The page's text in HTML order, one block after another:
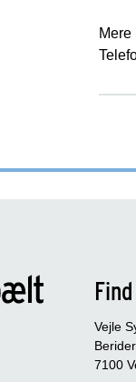
Mere
Vejle
7100